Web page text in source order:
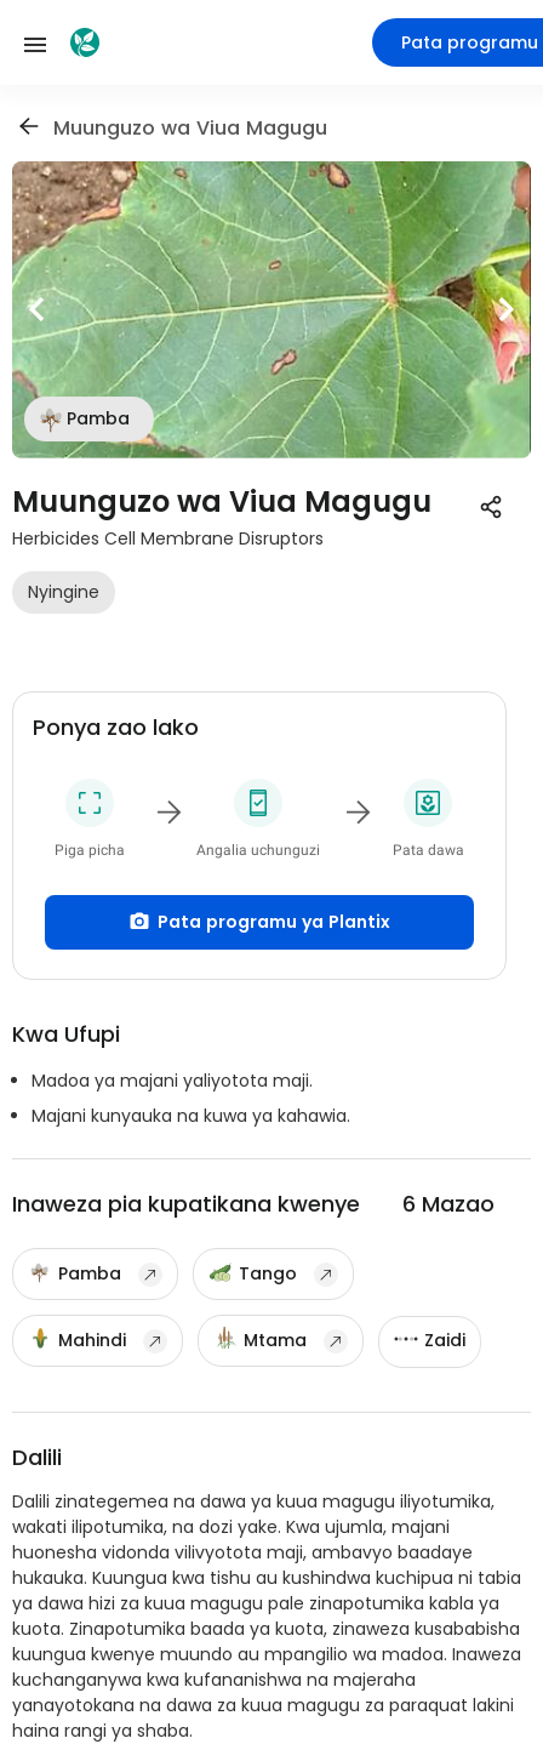
Pata programu
Muunguzo wa Viua Magugu
Pamba
Muunguzo wa Viua Magugu
Herbicides Cell Membrane Disruptors
Nyingine
Ponya zao lako
Piga picha Angalia uchunguzi Pata dawa
Pata programu ya Plantix
Kwa Ufupi
Madoa ya majani yaliyotota maji.
Majani kunyauka na kuwa ya kahawia.
Inaweza pia kupatikana kwenye 6 Mazao
Pamba Tango
Mahindi Mtama Zaidi
Dalili
Dalili zinategemea na dawa ya kuua magugu iliyotumika,
wakati ilipotumika, na dozi yake. Kwa ujumla, majani
huonesha vidonda vilivyotota maji, ambavyo baadaye
hukauka. Kuungua kwa tishu au kushindwa kuchipua ni tabia
ya dawa hizi za kuua magugu pale zinapotumika kabla ya
kuota. Zinapotumika baada ya kuota, zinaweza kusababisha
kuungua kwenye muundo au mpangilio wa madoa. Inaweza
kuchanganywa kwa kufananishwa na majeraha
yanayotokana na dawa za kuua magugu za paraquat lakini
haina rangi ya shaba.